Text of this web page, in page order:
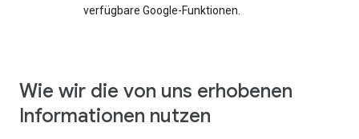
verfügbare Google-Funktionen.
Wie wir die von uns erhobenen
Informationen nutzen